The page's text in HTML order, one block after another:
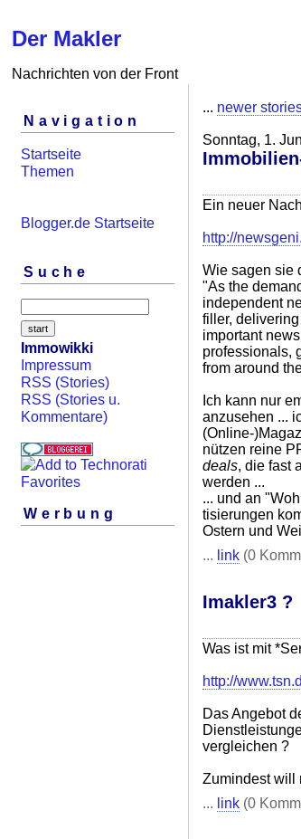
Der Makler
Nachrichten von der Front
Navigation
Startseite
Themen
Blogger.de Startseite
Suche
Immowikki
Impressum
RSS (Stories)
RSS (Stories u.
Kommentare)
Werbung
... newer
Sonntag, 1.
Ein neuer
http://
Wie sagen sie
"As the
independent
filler,
important
professionals,
from around
Ich kann nur
anzusehen ...
(Online-
nützen reine
deals, die fast
werden ...
... und an
tisierungen
Ostern und
... link (0
Imakler3 ?
Was ist mit
http://
Das Angebot
vergleichen ?
Zumindest will
... link (0